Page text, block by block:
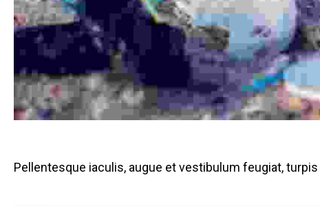
Pellentesque iaculis, augue et vestibulum feugiat,